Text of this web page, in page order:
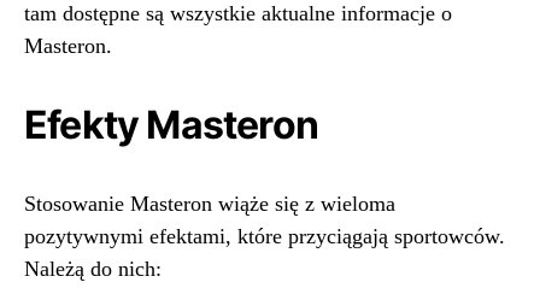
tam dostępne są wszystkie aktualne informacje o
Masteron.
Efekty Masteron
Stosowanie Masteron wiąże się z wieloma
pozytywnymi efektami, które przyciągają sportowców.
Należą do nich: